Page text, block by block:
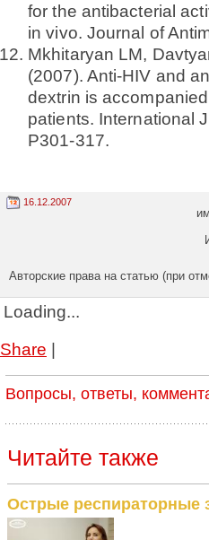
for the antibacterial
in vivo. Journal of
Mkhitaryan LM,
(2007). Anti-HIV and
dextrin is
patients. International
P301-317.
16.12.2007
Авторские права на статью (при
Loading...
Share |
Вопросы, ответы,
Читайте также
Острые респираторные